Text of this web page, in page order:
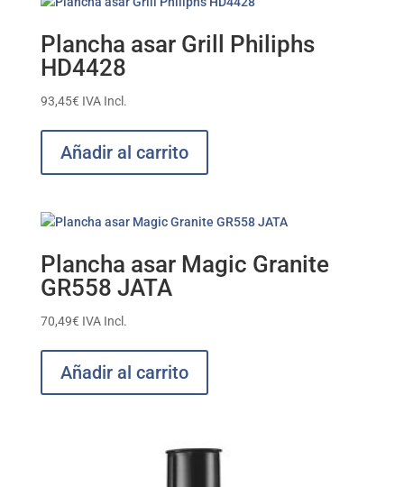
Plancha asar Grill Philiphs
HD4428
93,45€ IVA Incl.
Añadir al carrito
Plancha asar Magic Granite
GR558 JATA
70,49€ IVA Incl.
Añadir al carrito